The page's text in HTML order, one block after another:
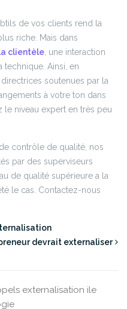
de vos clients rend la
riche. Mais dans
clientèle , une interaction
Ainsi, en
soutenues par la
à votre ton dans
le niveau expert en très peu
contrôle de qualité, nos
par des superviseurs
de qualité supérieure a la
le cas. Contactez-nous
devrait externaliser
externalisation ile